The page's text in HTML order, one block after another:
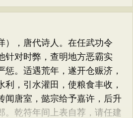
，唐代诗人。在任武功令
针对时弊，查明地方恶霸实
惩。适遇荒年，遂开仓赈济，
利，引水灌田，使粮食丰收，
闻唐室，懿宗给予嘉许，后升
。乾符年间上表自荐，请任建